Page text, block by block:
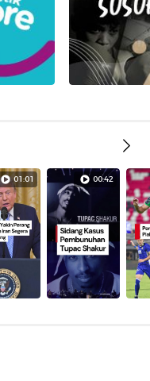
01:01 00:42